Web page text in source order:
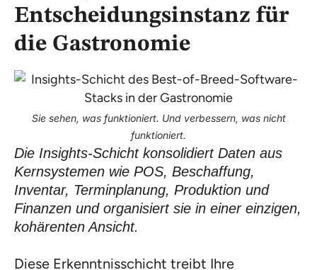
Entscheidungsinstanz für
die Gastronomie
Sie sehen, was funktioniert. Und verbessern, was nicht
funktioniert.
Die Insights-Schicht konsolidiert Daten aus
Kernsystemen wie POS, Beschaffung,
Inventar, Terminplanung, Produktion und
Finanzen und organisiert sie in einer einzigen,
kohärenten Ansicht.
Diese Erkenntnisschicht treibt Ihre